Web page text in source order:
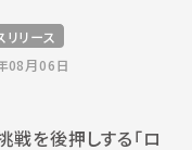
リリース
08月06日
を後押しする「ロ